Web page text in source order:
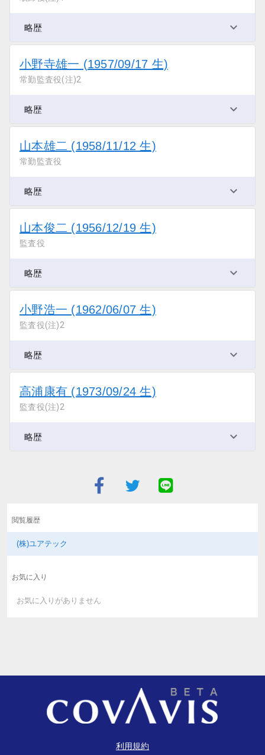
略歴
小野寺雄一 (1957/09/17 生)
常勤監査役(注)2
略歴
山本雄二 (1958/11/12 生)
常勤監査役
略歴
山本俊二 (1956/12/19 生)
監査役
略歴
小野浩一 (1962/06/07 生)
監査役(注)2
略歴
高浦康有 (1973/09/24 生)
監査役(注)2
略歴
閲覧履歴
(株)ユアテック
お気に入り
お気に入りがありません
利用規約